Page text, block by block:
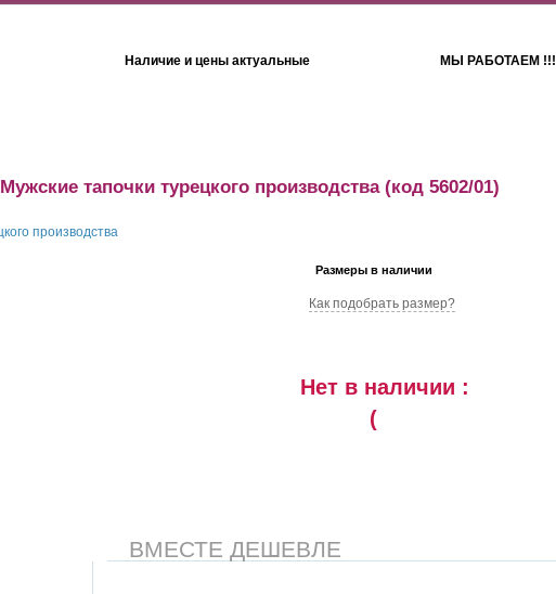
Наличие и цены актуальные МЫ РАБОТАЕМ !!!
Мужские тапочки турецкого производства(код 5602/01)
Размеры в наличии
Как подобрать размер?
Нет в наличии :
(
ВМЕСТЕ ДЕШЕВЛЕ